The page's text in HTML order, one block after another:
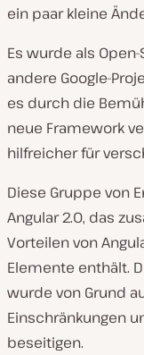
ein paar kleine
Es wurde als
andere Google-
es durch die
neue Framework
hilfreicher für
Diese Gruppe von
Angular 2.0, das
Vorteilen von
Elemente enthält.
wurde von Grund
Einschränkungen
beseitigen.